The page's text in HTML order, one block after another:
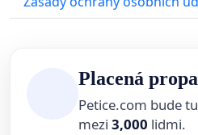
Placená
Petice.com bude
mezi 3,000 lidmi.